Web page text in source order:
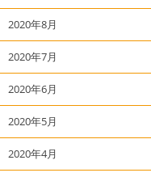
2020年8月
2020年7月
2020年6月
2020年5月
2020年4月